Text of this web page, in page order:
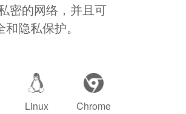
密的网络，并且可
隐私保护。
Linux Chrome